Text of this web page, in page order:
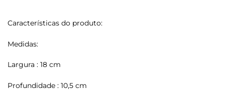
Características do produto:
Medidas:
Largura : 18 cm
Profundidade : 10,5 cm